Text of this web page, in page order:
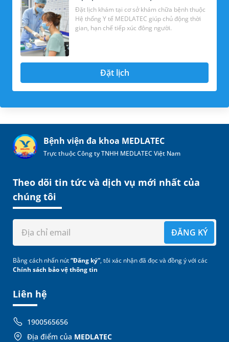
Đặt lịch khám tại cơ sở khám chữa bệnh thuộc
Hệ thống Y tế MEDLATEC giúp chủ động thời
gian, hạn chế tiếp xúc đông người.
Đặt lịch
Bệnh viện đa khoa MEDLATEC
Trực thuộc Công ty TNHH MEDLATEC Việt Nam
Liên hệ
1900565656
Địa điểm của MEDLATEC
Theo dõi tin tức và dịch vụ mới nhất của
chúng tôi
ĐĂNG KÝ
Bằng cách nhấn nút“Đăng ký”, tôi xác nhận đã đọc và đồng ý với các
Chính sách bảo vệ thông tin